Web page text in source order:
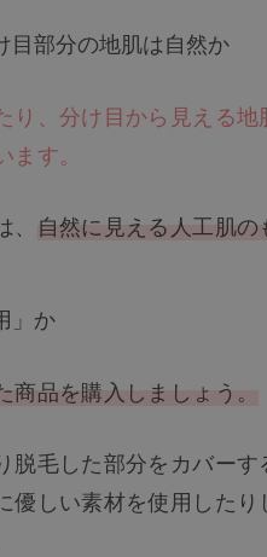
目部分の地肌は自然か
り、分け目から見える
す。
自然に見える人工肌の
」か
商品を購入しましょう。
脱毛した部分をカバー
優しい素材を使用した